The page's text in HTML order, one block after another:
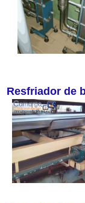
Resfriador de